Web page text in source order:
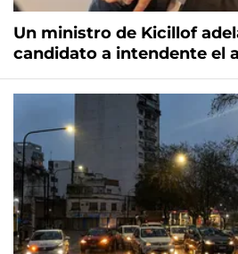
Un ministro de Kicillof
candidato a intendente el